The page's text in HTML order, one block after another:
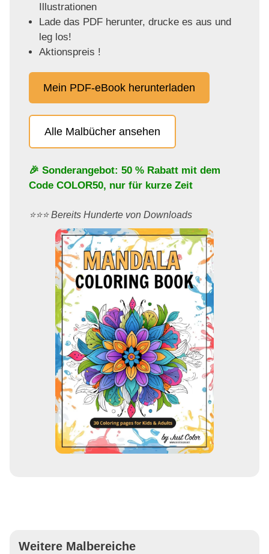
Illustrationen
Lade das PDF herunter, drucke es aus und
leg los!
Aktionspreis !
Mein PDF-eBook herunterladen
Alle Malbücher ansehen
🎉 Sonderangebot: 50 % Rabatt mit dem
Code COLOR50, nur für kurze Zeit
⭐️⭐️⭐️ Bereits Hunderte von Downloads
Weitere Malbereiche